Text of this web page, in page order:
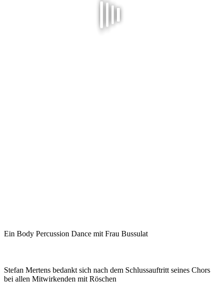
Ein Body Percussion Dance mit Frau Bussulat
Stefan Mertens bedankt sich nach dem Schlussauftritt seines Chors
bei allen Mitwirkenden mit Röschen